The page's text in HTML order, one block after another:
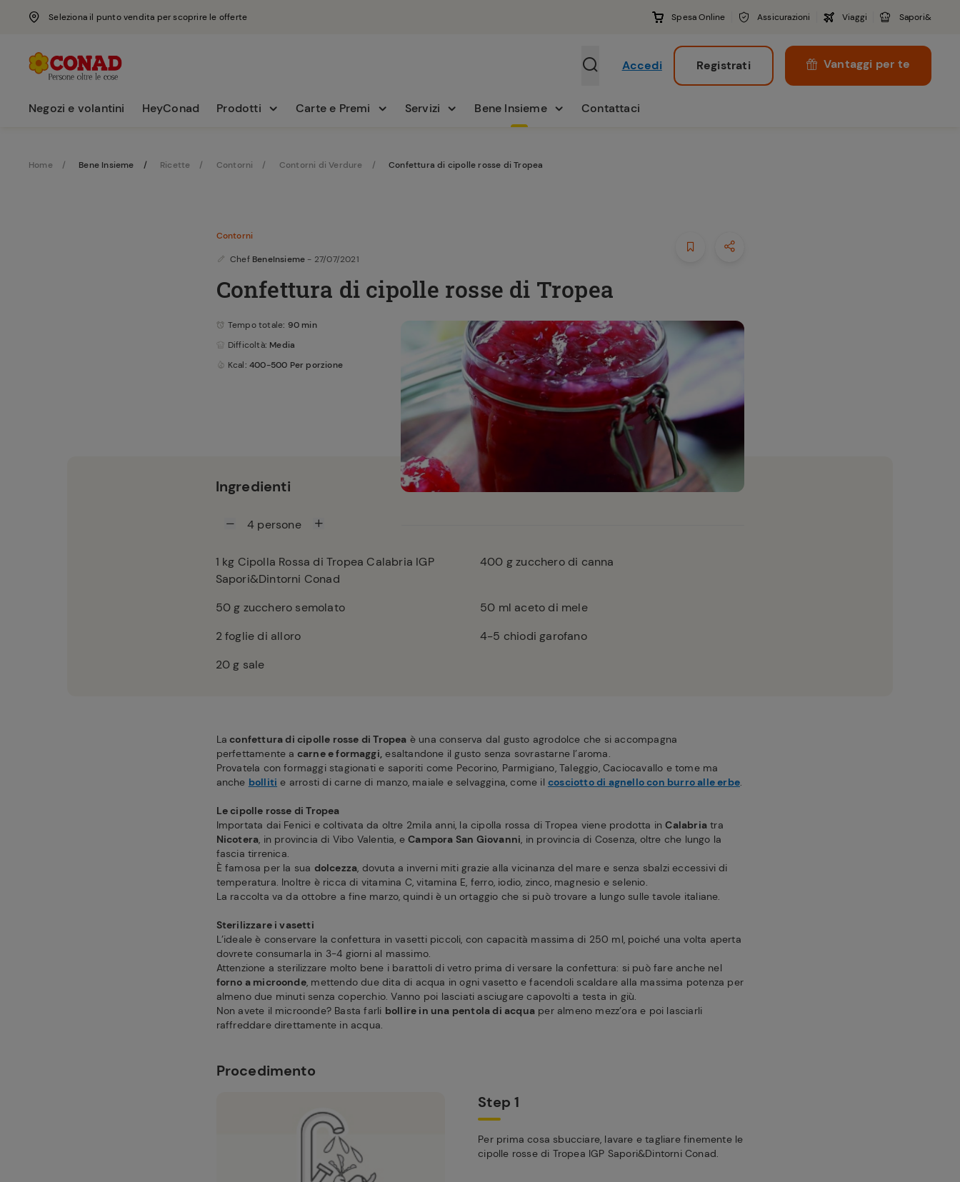
Seleziona il punto vendita per scoprire le offerte Spesa Online Assicurazioni Viaggi Sapori&
Accedi Registrati Vantaggi per te
Negozi e volantini HeyConad Prodotti Carte e Premi Servizi Bene Insieme Contattaci
Home Bene Insieme Ricette Contorni Contorni di Verdure Confettura di cipolle rosse di Tropea
Contorni
Chef BeneInsieme - 27/07/2021
Confettura di cipolle rosse di Tropea
Tempo totale: 90 min
Difficoltà: Media
Kcal: 400-500 Per porzione
Ingredienti
4 persone
1 kg Cipolla Rossa di Tropea Calabria IGP
Sapori&Dintorni Conad
400 g zucchero di canna
50g zucchero semolato 50 ml aceto di mele
2foglie di alloro 4-5 chiodi garofano
20g sale
La confettura di cipolle rosse di Tropea è una conserva dal gusto agrodolce che si accompagna
perfettamente a carne e formaggi, esaltandone il gusto senza sovrastarne l’aroma.
Provatela con formaggi stagionati e saporiti come Pecorino, Parmigiano, Taleggio, Caciocavallo e tome ma
anche bolliti e arrosti di carne di manzo, maiale e selvaggina, come il cosciotto di agnello con burro alle erbe.
Le cipolle rosse di Tropea
Importata dai Fenici e coltivata da oltre 2mila anni, la cipolla rossa di Tropea viene prodotta inCalabriatra
Nicotera, in provincia di Vibo Valentia, eCampora San Giovanni, in provincia di Cosenza, oltre che lungo la
fascia tirrenica.
È famosa per la sua dolcezza, dovuta a inverni miti grazie alla vicinanza del mare e senza sbalzi eccessivi di
temperatura. Inoltre è ricca di vitamina C, vitamina E, ferro, iodio, zinco, magnesio e selenio.
La raccolta va da ottobre a fine marzo, quindi è un ortaggio che si può trovare a lungo sulle tavole italiane.
Sterilizzare i vasetti
L’ideale è conservare la confettura in vasetti piccoli, con capacità massima di 250 ml, poiché una volta aperta
dovrete consumarla in 3-4 giorni al massimo.
Attenzione a sterilizzare molto bene i barattoli di vetro prima di versare la confettura: si può fare anche nel
forno a microonde, mettendo due dita di acqua in ogni vasetto e facendoli scaldare alla massima potenza per
almeno due minuti senza coperchio. Vanno poi lasciati asciugare capovolti a testa in giù.
Non avete il microonde? Basta farli bollire in una pentola di acquaper almeno mezz’ora e poi lasciarli
raffreddare direttamente in acqua.
Procedimento
Step 1
Per prima cosa sbucciare, lavare e tagliare finemente le
cipolle rosse di Tropea IGP Sapori&Dintorni Conad.